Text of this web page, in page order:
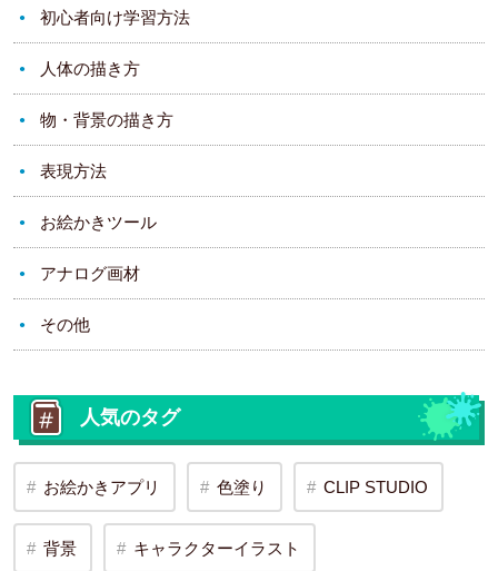
初心者向け学習方法
人体の描き方
物・背景の描き方
表現方法
お絵かきツール
アナログ画材
その他
人気のタグ
お絵かきアプリ 色塗り CLIP STUDIO
背景 キャラクターイラスト